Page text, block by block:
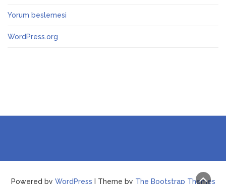
Yorum beslemesi
WordPress.org
Powered by WordPress | Theme by The Bootstrap Themes